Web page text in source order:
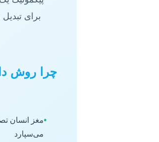
برای
چرا روش
•
می‌سپارد